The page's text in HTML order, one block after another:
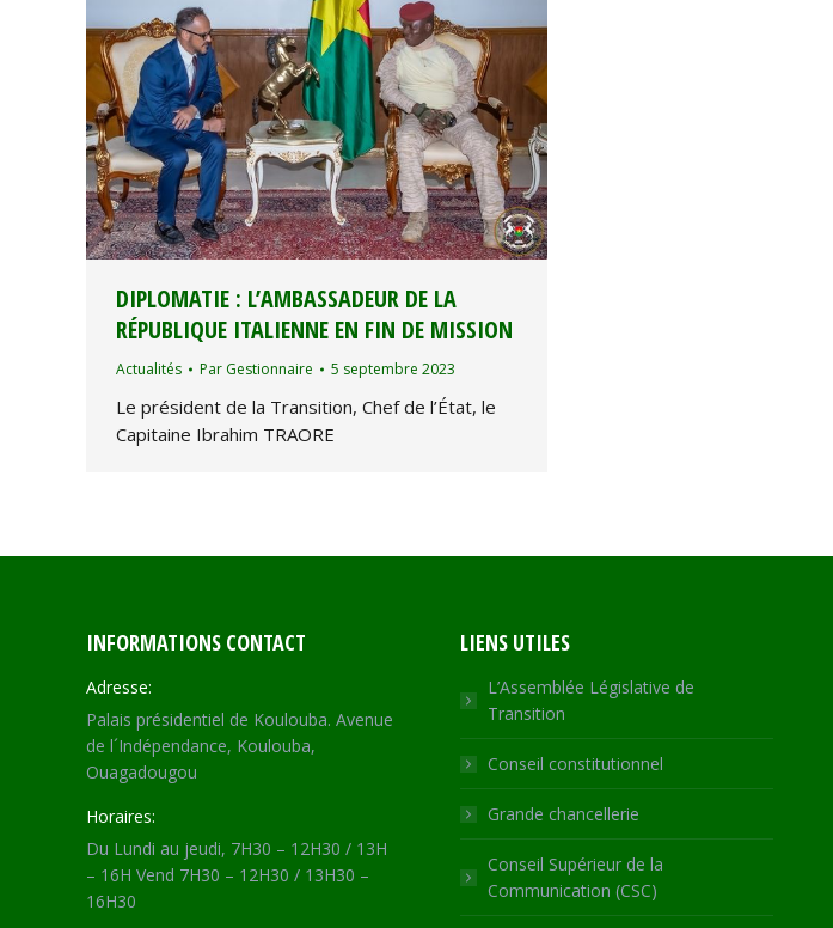
DIPLOMATIE : L’AMBASSADEUR DE LA
RÉPUBLIQUE ITALIENNE EN FIN DE MISSION
Actualités Par Gestionnaire 5 septembre 2023
Le président de la Transition, Chef de l’État, le
Capitaine Ibrahim TRAORE
INFORMATIONS CONTACT
Adresse:
Palais présidentiel de Koulouba. Avenue
de l´Indépendance, Koulouba,
Ouagadougou
Horaires:
Du Lundi au jeudi, 7H30 – 12H30 / 13H
– 16H Vend 7H30 – 12H30 / 13H30 –
16H30
LIENS UTILES
L’Assemblée Législative de
Transition
Conseil constitutionnel
Grande chancellerie
Conseil Supérieur de la
Communication (CSC)